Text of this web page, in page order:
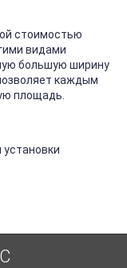
стоимостью
видами
большую ширину
каждым
площадь.